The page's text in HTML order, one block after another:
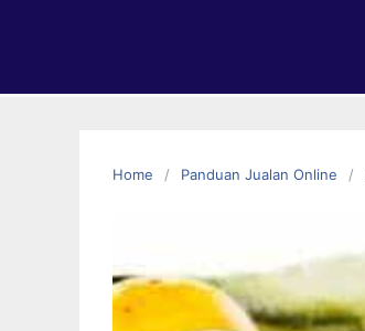
Home Panduan Jualan Online